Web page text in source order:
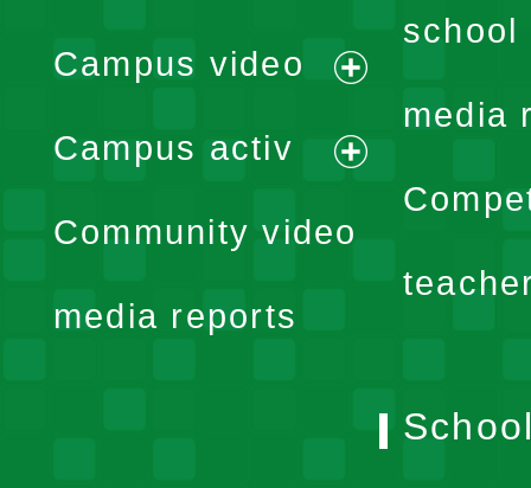
school
media
Campus video
expand
menu
Campus activ
expand
Community video
media reports